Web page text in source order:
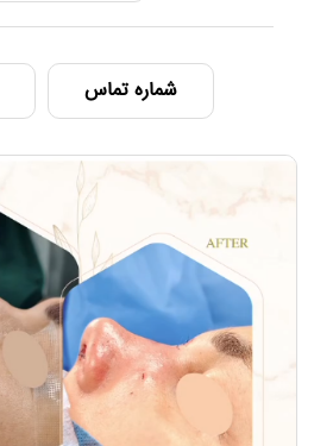
شماره تماس